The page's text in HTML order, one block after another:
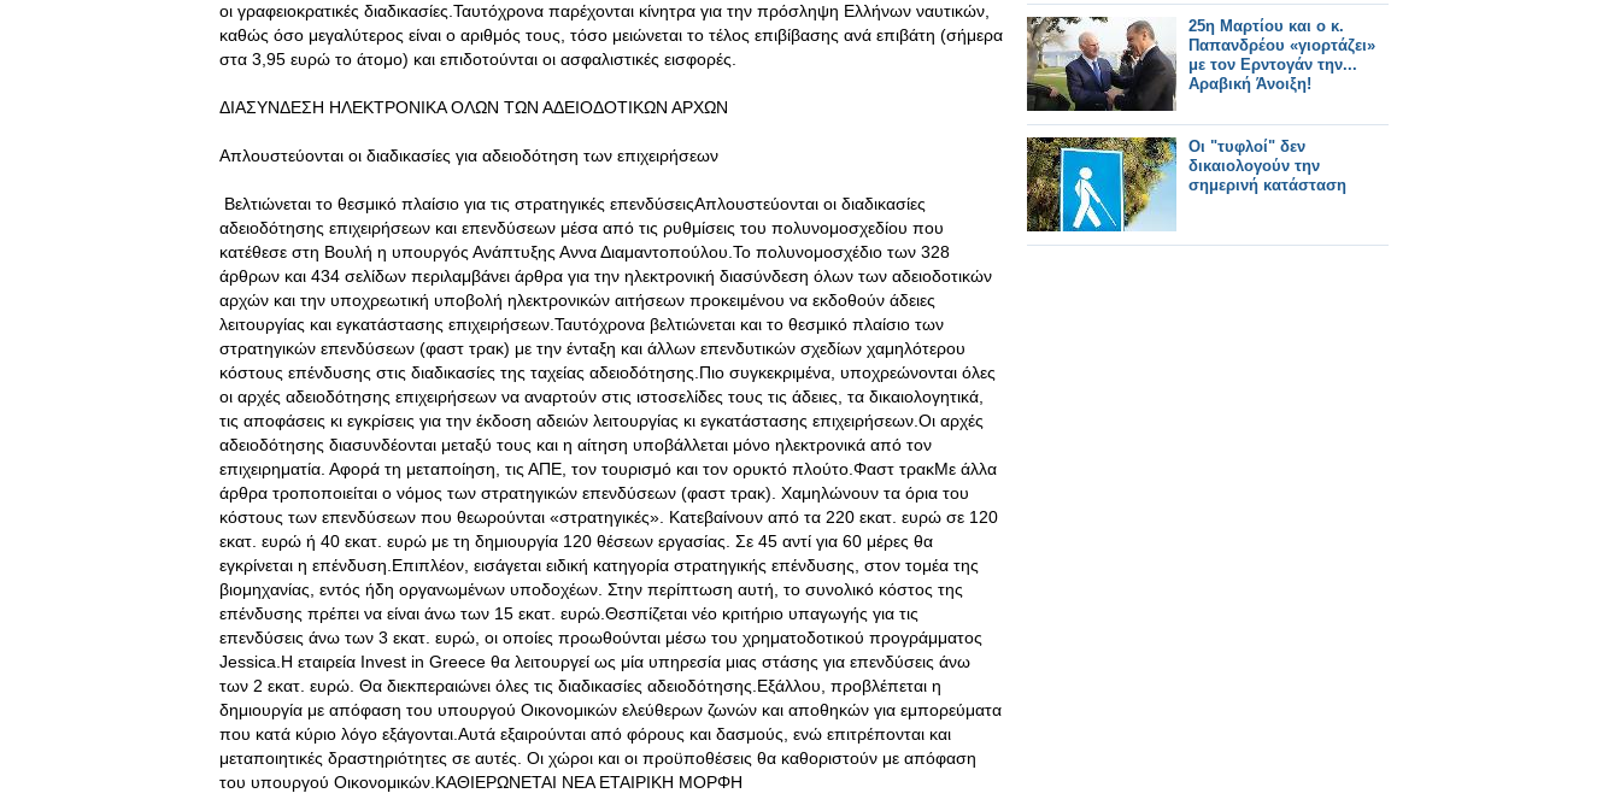
οι γραφειοκρατικές διαδικασίες.Ταυτόχρονα παρέχονται κίνητρα για την πρόσληψη Ελλήνων ναυτικών,
καθώς όσο μεγαλύτερος είναι ο αριθμός τους, τόσο μειώνεται το τέλος επιβίβασης ανά επιβάτη (σήμερα
στα 3,95 ευρώ το άτομο) και επιδοτούνται οι ασφαλιστικές εισφορές.
ΔΙΑΣΥΝΔΕΣΗ ΗΛΕΚΤΡΟΝΙΚΑ ΟΛΩΝ ΤΩΝ ΑΔΕΙΟΔΟΤΙΚΩΝ ΑΡΧΩΝ
Απλουστεύονται οι διαδικασίες για αδειοδότηση των επιχειρήσεων
Βελτιώνεται το θεσμικό πλαίσιο για τις στρατηγικές επενδύσειςΑπλουστεύονται οι διαδικασίες
αδειοδότησης επιχειρήσεων και επενδύσεων μέσα από τις ρυθμίσεις του πολυνομοσχεδίου που
κατέθεσε στη Βουλή η υπουργός Ανάπτυξης Αννα Διαμαντοπούλου.Το πολυνομοσχέδιο των 328
άρθρων και 434 σελίδων περιλαμβάνει άρθρα για την ηλεκτρονική διασύνδεση όλων των αδειοδοτικών
αρχών και την υποχρεωτική υποβολή ηλεκτρονικών αιτήσεων προκειμένου να εκδοθούν άδειες
λειτουργίας και εγκατάστασης επιχειρήσεων.Ταυτόχρονα βελτιώνεται και το θεσμικό πλαίσιο των
στρατηγικών επενδύσεων (φαστ τρακ) με την ένταξη και άλλων επενδυτικών σχεδίων χαμηλότερου
κόστους επένδυσης στις διαδικασίες της ταχείας αδειοδότησης.Πιο συγκεκριμένα, υποχρεώνονται όλες
οι αρχές αδειοδότησης επιχειρήσεων να αναρτούν στις ιστοσελίδες τους τις άδειες, τα δικαιολογητικά,
τις αποφάσεις κι εγκρίσεις για την έκδοση αδειών λειτουργίας κι εγκατάστασης επιχειρήσεων.Οι αρχές
αδειοδότησης διασυνδέονται μεταξύ τους και η αίτηση υποβάλλεται μόνο ηλεκτρονικά από τον
επιχειρηματία. Αφορά τη μεταποίηση, τις ΑΠΕ, τον τουρισμό και τον ορυκτό πλούτο.Φαστ τρακΜε άλλα
άρθρα τροποποιείται ο νόμος των στρατηγικών επενδύσεων (φαστ τρακ). Χαμηλώνουν τα όρια του
κόστους των επενδύσεων που θεωρούνται «στρατηγικές». Κατεβαίνουν από τα 220 εκατ. ευρώ σε 120
εκατ. ευρώ ή 40 εκατ. ευρώ με τη δημιουργία 120 θέσεων εργασίας. Σε 45 αντί για 60 μέρες θα
εγκρίνεται η επένδυση.Επιπλέον, εισάγεται ειδική κατηγορία στρατηγικής επένδυσης, στον τομέα της
βιομηχανίας, εντός ήδη οργανωμένων υποδοχέων. Στην περίπτωση αυτή, το συνολικό κόστος της
επένδυσης πρέπει να είναι άνω των 15 εκατ. ευρώ.Θεσπίζεται νέο κριτήριο υπαγωγής για τις
επενδύσεις άνω των 3 εκατ. ευρώ, οι οποίες προωθούνται μέσω του χρηματοδοτικού προγράμματος
Jessica.Η εταιρεία Invest in Greece θα λειτουργεί ως μία υπηρεσία μιας στάσης για επενδύσεις άνω
των 2 εκατ. ευρώ. Θα διεκπεραιώνει όλες τις διαδικασίες αδειοδότησης.Εξάλλου, προβλέπεται η
δημιουργία με απόφαση του υπουργού Οικονομικών ελεύθερων ζωνών και αποθηκών για εμπορεύματα
που κατά κύριο λόγο εξάγονται.Αυτά εξαιρούνται από φόρους και δασμούς, ενώ επιτρέπονται και
μεταποιητικές δραστηριότητες σε αυτές. Οι χώροι και οι προϋποθέσεις θα καθοριστούν με απόφαση
του υπουργού Οικονομικών.ΚΑΘΙΕΡΩΝΕΤΑΙ ΝΕΑ ΕΤΑΙΡΙΚΗ ΜΟΡΦΗ
25η Μαρτίου και ο κ.
Παπανδρέου «γιορτάζει»
με τον Ερντογάν την...
Αραβική Άνοιξη!
Οι "τυφλοί" δεν
δικαιολογούν την
σημερινή κατάσταση